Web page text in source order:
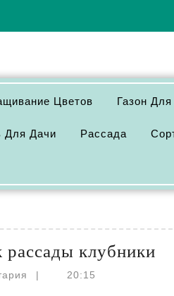
Цветов Газон
Для Дачи Рассада
рассады клубники
| 20:15